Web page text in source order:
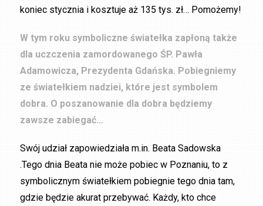
koniec stycznia i kosztuje aż 135 tys. zł… Pomożemy!
W tym roku symboliczne światełka zapłoną także
dla uczczenia zamordowanego ŚP. Pawła
Adamowicza, Prezydenta Gdańska. Pobiegniemy
ze światełkiem nadziei, które jest symbolem
dobra. O poszanowanie dla dobra będziemy
zawsze zabiegać…
Swój udział zapowiedziała m.in. Beata Sadowska
.Tego dnia Beata nie może pobiec w Poznaniu, to z
symbolicznym światełkiem pobiegnie tego dnia tam,
gdzie będzie akurat przebywać. Każdy, kto chce